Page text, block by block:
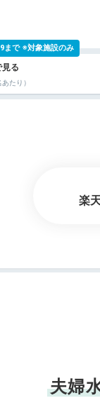
たり）
まで ※対象施設のみ
楽
夫婦